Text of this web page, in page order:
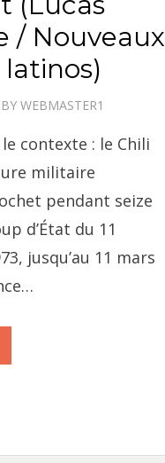
/ Nouveaux
latinos)
BY WEBMASTER1
contexte : le Chili
militaire
pendant seize
d’État du 11
jusqu’au 11 mars